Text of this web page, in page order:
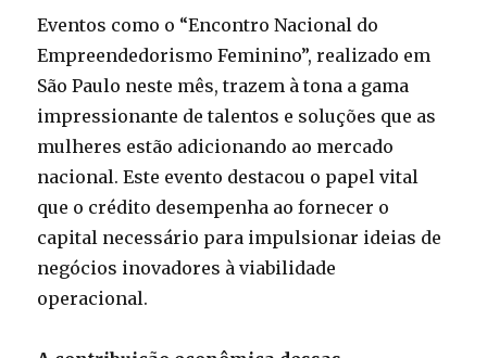
Eventos como o “Encontro Nacional do
Empreendedorismo Feminino”, realizado em
São Paulo neste mês, trazem à tona a gama
impressionante de talentos e soluções que as
mulheres estão adicionando ao mercado
nacional. Este evento destacou o papel vital
que o crédito desempenha ao fornecer o
capital necessário para impulsionar ideias de
negócios inovadores à viabilidade
operacional.